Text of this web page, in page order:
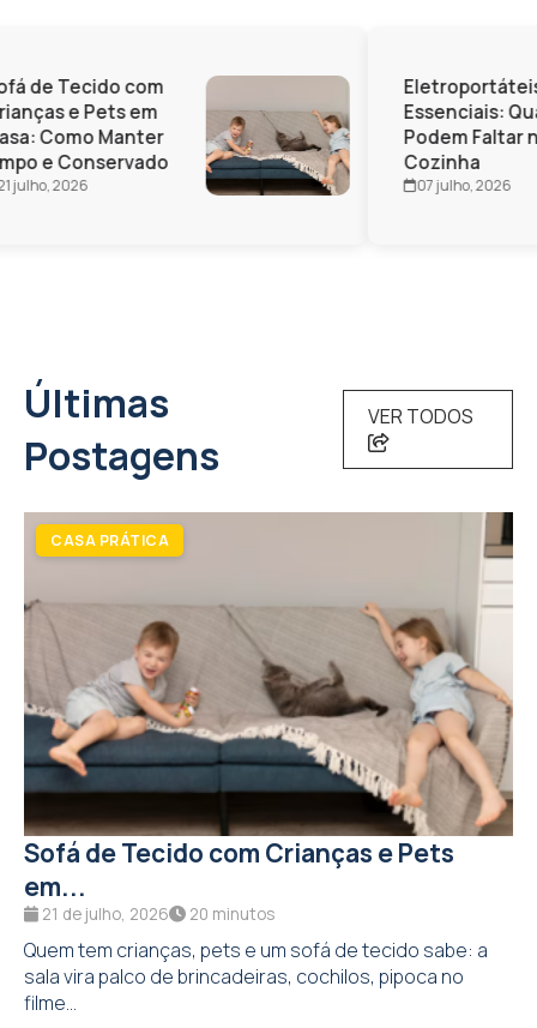
de Tecido com
e Pets em
Como Manter
e Conservado
julho, 2026
Eletroportáteis
Essenciais:
Podem Faltar
Cozinha
07 julho, 2026
Últimas
Postagens
VER TODOS
CASA PRÁTICA
Sofá de Tecido com Crianças e Pets
em...
21 de julho, 2026 20 minutos
Quem tem crianças, pets e um sofá de tecido sabe: a
sala vira palco de brincadeiras, cochilos, pipoca no
filme...